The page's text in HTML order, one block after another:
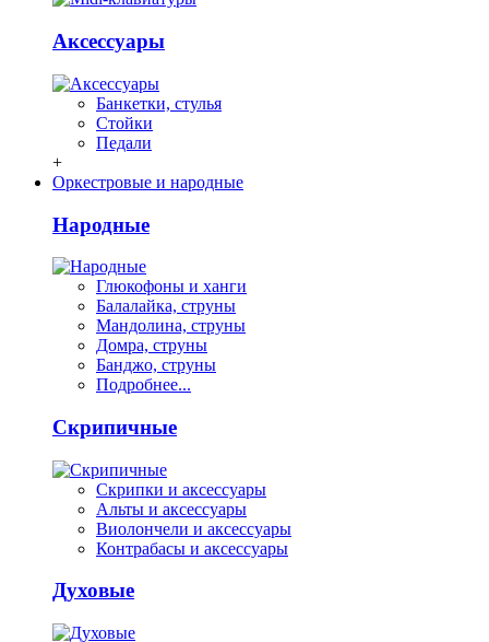
Аксессуары
Банкетки, стулья
Стойки
Педали
+
Оркестровые и народные
Народные
Глюкофоны и ханги
Балалайка, струны
Мандолина, струны
Домра, струны
Банджо, струны
Подробнее...
Скрипичные
Скрипки и аксессуары
Альты и аксессуары
Виолончели и аксессуары
Контрабасы и аксессуары
Духовые